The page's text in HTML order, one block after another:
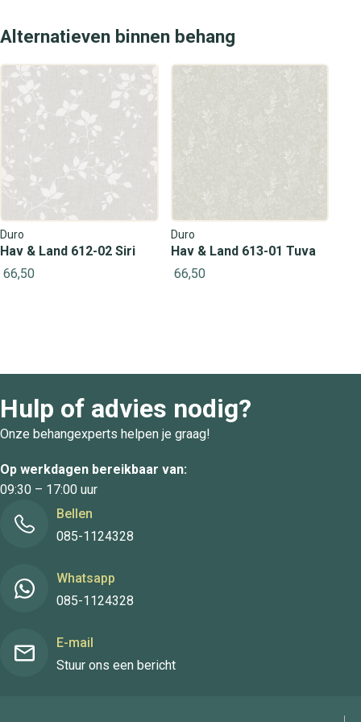
Alternatieven binnen behang
Duro
Hav & Land 612-02 Siri
66,50
Duro
Hav & Land 613-01 Tuva
66,50
Hulp of advies nodig?
Onze behangexperts helpen je graag!
Op werkdagen bereikbaar van:
09:30 – 17:00 uur
Bellen
085-1124328
Whatsapp
085-1124328
E-mail
Stuur ons een bericht